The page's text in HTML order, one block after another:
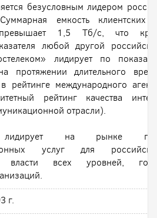
безусловным лидером
Суммарная емкость клиентских
превышает 1,5 Тб/с, что
любой другой
лидирует по
на протяжении длительного
рейтинге международного
рейтинг качества
отрасли).
лидирует на рынке
услуг для
власти всех уровней,
г.